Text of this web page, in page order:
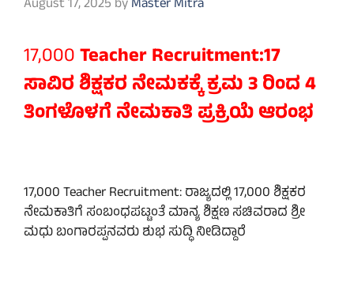
August 17, 2025 byMaster Mitra
17,000Teacher Recruitment:17
ಸಾವಿರ ಶಿಕ್ಷಕರ ನೇಮಕಕ್ಕೆ ಕ್ರಮ 3 ರಿಂದ 4
ತಿಂಗಳೊಳಗೆ ನೇಮಕಾತಿ ಪ್ರಕ್ರಿಯೆ ಆರಂಭ
17,000 Teacher Recruitment: ರಾಜ್ಯದಲ್ಲಿ 17,000 ಶಿಕ್ಷಕರ
ನೇಮಕಾತಿಗೆ ಸಂಬಂಧಪಟ್ಟಂತೆ ಮಾನ್ಯ ಶಿಕ್ಷಣ ಸಚಿವರಾದ ಶ್ರೀ
ಮಧು ಬಂಗಾರಪ್ಪನವರು ಶುಭ ಸುದ್ಧಿ ನೀಡಿದ್ದಾರೆ